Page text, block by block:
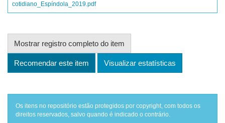
cotidiano_Espíndola_2019.pdf
Mostrar registro completo do item
Recomendar este item Visualizar estatísticas
Os itens no repositório estão protegidos por copyright, com todos os
direitos reservados, salvo quando é indicado o contrário.